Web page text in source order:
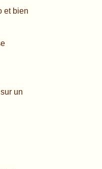
et bien
un